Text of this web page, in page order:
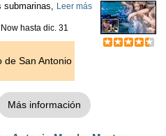
submarinas, Leer más
Now hasta dic. 31
de San Antonio
Más información